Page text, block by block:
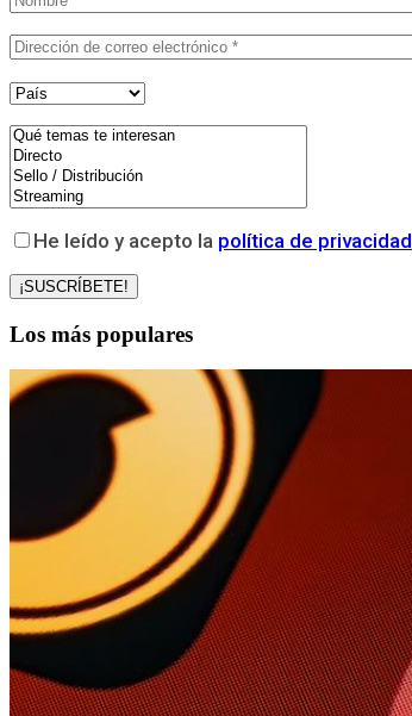
He leído y acepto la política de privacidad
Los más populares